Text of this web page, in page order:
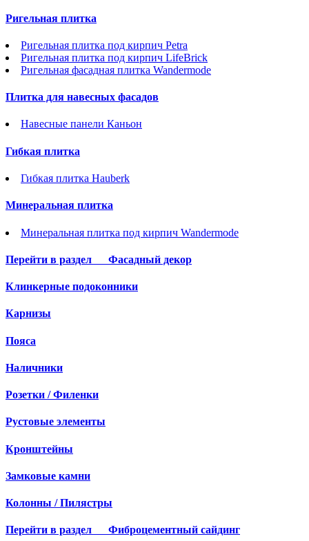
Ригельная плитка
Ригельная плитка под кирпич Petra
Ригельная плитка под кирпич LifeBrick
Ригельная фасадная плитка Wandermode
Плитка для навесных фасадов
Навесные панели Каньон
Гибкая плитка
Гибкая плитка Hauberk
Минеральная плитка
Минеральная плитка под кирпич Wandermode
Перейти в раздел Фасадный декор
Клинкерные подоконники
Карнизы
Пояса
Наличники
Розетки / Филенки
Рустовые элементы
Кронштейны
Замковые камни
Колонны / Пилястры
Перейти в раздел Фиброцементный сайдинг